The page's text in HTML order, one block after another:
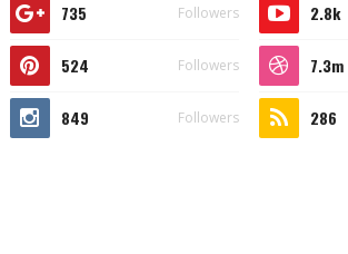
735 Followers 2.8k
524 Followers 7.3m
849 Followers 286